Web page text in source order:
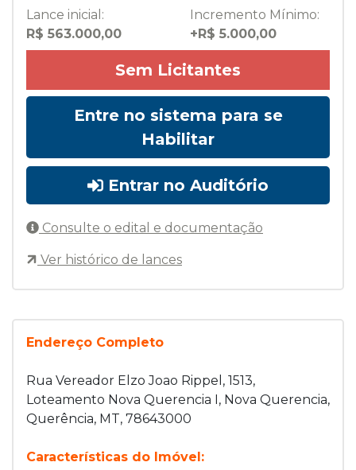
Endereço Completo
Rua Vereador Elzo Joao Rippel, 1513,
Loteamento Nova Querencia I, Nova Querencia,
Querência, MT, 78643000
Características do Imóvel:
Lance inicial:
R$ 563.000,00
Incremento Mínimo:
+R$ 5.000,00
Sem Licitantes
Entre no sistema para se
Habilitar
Entrar no Auditório
Consulte o edital e documentação
Ver histórico de lances